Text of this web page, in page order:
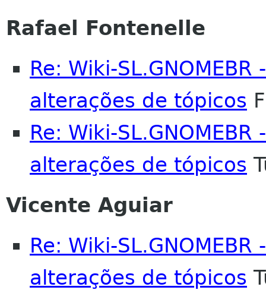
Rafael Fontenelle
Re: Wiki-
alterações de tópicos
Re: Wiki-
alterações de tópicos
Vicente Aguiar
Re: Wiki-
alterações de tópicos